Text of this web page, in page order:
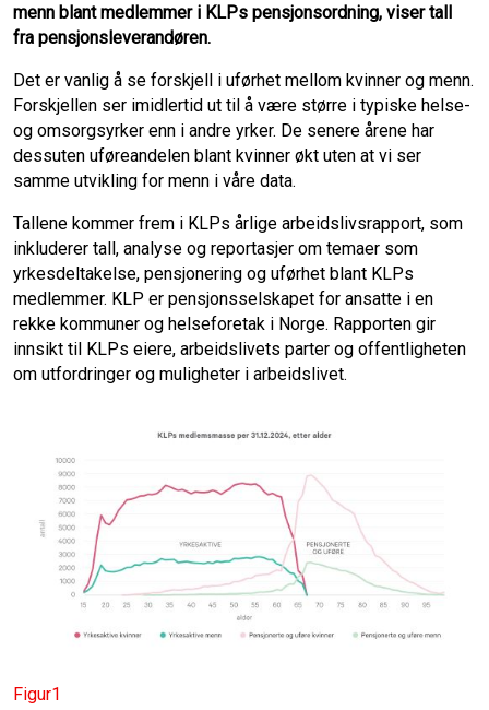
c
b
o
o
k
i
t
a
i
l
n
k
e
d
I
n
menn blant medlemmer i KLPs pensjonsordning, viser tall
fra pensjonsleverandøren.
Det er vanlig å se forskjell i uførhet mellom kvinner og menn.
Forskjellen ser imidlertid ut til å være større i typiske helse-
og omsorgsyrker enn i andre yrker. De senere årene har
dessuten uføreandelen blant kvinner økt uten at vi ser
samme utvikling for menn i våre data.
Tallene kommer frem i KLPs årlige arbeidslivsrapport, som
inkluderer tall, analyse og reportasjer om temaer som
yrkesdeltakelse, pensjonering og uførhet blant KLPs
medlemmer. KLP er pensjonsselskapet for ansatte i en
rekke kommuner og helseforetak i Norge. Rapporten gir
innsikt til KLPs eiere, arbeidslivets parter og offentligheten
om utfordringer og muligheter i arbeidslivet.
Figur1